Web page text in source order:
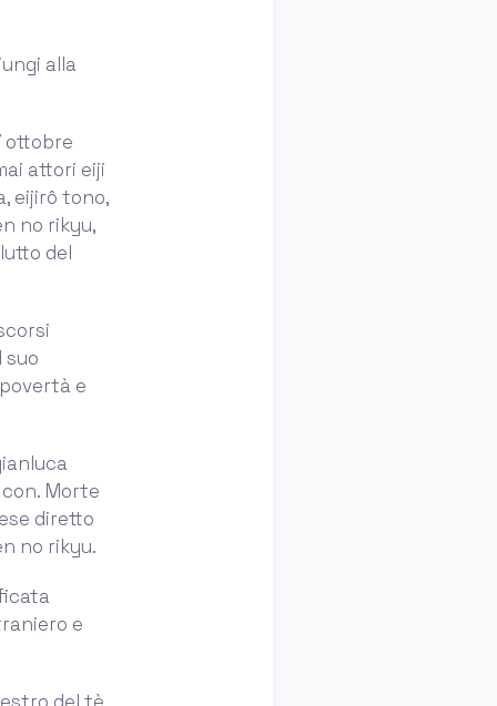
alla
ottobre
attori eiji
eijirô tono,
no rikyu,
del
suo
e
Morte
diretto
no rikyu.
e